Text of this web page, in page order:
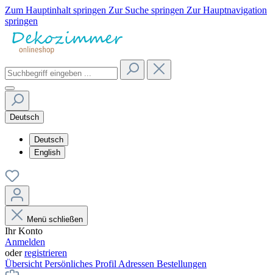
Zum Hauptinhalt springen Zur Suche springen Zur Hauptnavigation
springen
Deutsch
Deutsch
English
Menü schließen
Ihr Konto
Anmelden
oderregistrieren
Übersicht Persönliches Profil Adressen Bestellungen